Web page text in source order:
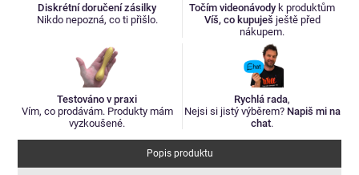
Diskrétní doručení zásilky
Nikdo nepozná, co ti přišlo.
Točím videonávody k produktům
Víš, co kupuješ ještě před
nákupem.
Testováno v praxi
Vím, co prodávám. Produkty mám
vyzkoušené.
Rychlá rada,
Nejsi si jistý výběrem? Napiš mi na
chat.
Popis produktu